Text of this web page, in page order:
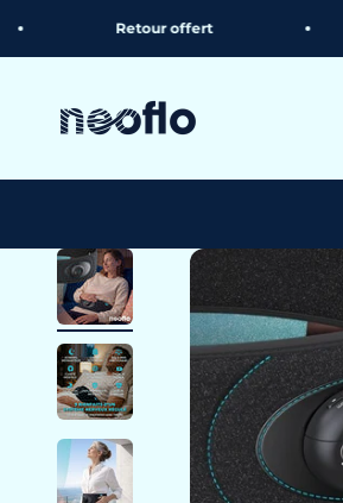
Retour offert
neoflo